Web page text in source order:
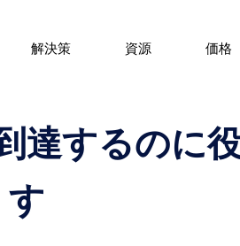
解決策 資源 価格
達するのに
す